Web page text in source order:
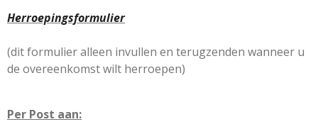
Herroepingsformulier
(dit formulier alleen invullen en terugzenden wanneer u
de overeenkomst wilt herroepen)
Per Post aan: